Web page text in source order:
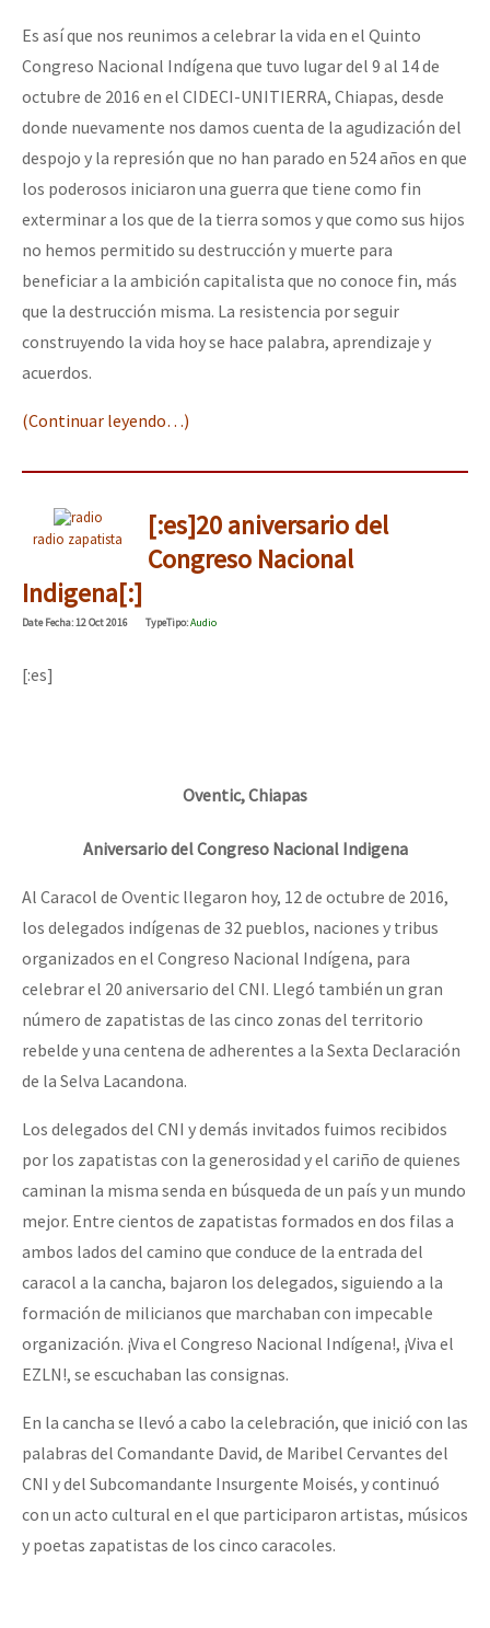
Es así que nos reunimos a celebrar la vida en el Quinto
Congreso Nacional Indígena que tuvo lugar del 9 al 14 de
octubre de 2016 en el CIDECI-UNITIERRA, Chiapas, desde
donde nuevamente nos damos cuenta de la agudización del
despojo y la represión que no han parado en 524 años en que
los poderosos iniciaron una guerra que tiene como fin
exterminar a los que de la tierra somos y que como sus hijos
no hemos permitido su destrucción y muerte para
beneficiar a la ambición capitalista que no conoce fin, más
que la destrucción misma. La resistencia por seguir
construyendo la vida hoy se hace palabra, aprendizaje y
acuerdos.
(Continuar leyendo…)
radio zapatista
[:es]20 aniversario del
Congreso Nacional
Indigena[:]
DateFecha: 12 Oct 2016 TypeTipo:Audio
[:es]
Oventic, Chiapas
Aniversario del Congreso Nacional Indigena
Al Caracol de Oventic llegaron hoy, 12 de octubre de 2016,
los delegados indígenas de 32 pueblos, naciones y tribus
organizados en el Congreso Nacional Indígena, para
celebrar el 20 aniversario del CNI. Llegó también un gran
número de zapatistas de las cinco zonas del territorio
rebelde y una centena de adherentes a la Sexta Declaración
de la Selva Lacandona.
Los delegados del CNI y demás invitados fuimos recibidos
por los zapatistas con la generosidad y el cariño de quienes
caminan la misma senda en búsqueda de un país y un mundo
mejor. Entre cientos de zapatistas formados en dos filas a
ambos lados del camino que conduce de la entrada del
caracol a la cancha, bajaron los delegados, siguiendo a la
formación de milicianos que marchaban con impecable
organización. ¡Viva el Congreso Nacional Indígena!, ¡Viva el
EZLN!, se escuchaban las consignas.
En la cancha se llevó a cabo la celebración, que inició con las
palabras del Comandante David, de Maribel Cervantes del
CNI y del Subcomandante Insurgente Moisés, y continuó
con un acto cultural en el que participaron artistas, músicos
y poetas zapatistas de los cinco caracoles.